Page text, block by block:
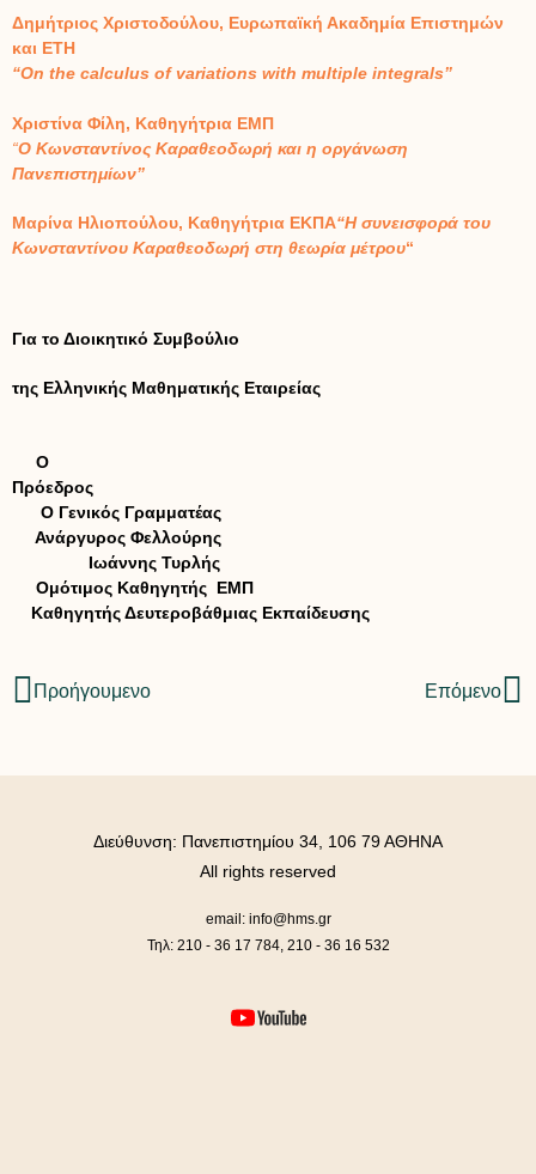
Δημήτριος Χριστοδούλου, Ευρωπαϊκή Ακαδημία Επιστημών
και ETH
“On the calculus of variations with multiple integrals”
Χριστίνα Φίλη, Καθηγήτρια ΕΜΠ
“Ο Κωνσταντίνος Καραθεοδωρή και η οργάνωση
Πανεπιστημίων”
Μαρίνα Ηλιοπούλου, Καθηγήτρια ΕΚΠΑ“Η συνεισφορά του
Κωνσταντίνου Καραθεοδωρή στη θεωρία μέτρου“
Για το Διοικητικό Συμβούλιο
της Ελληνικής Μαθηματικής Εταιρείας
Ο
Πρόεδρος
Ο Γενικός Γραμματέας
Ανάργυρος Φελλούρης
Ιωάννης Τυρλής
Ομότιμος Καθηγητής ΕΜΠ
Καθηγητής Δευτεροβάθμιας Εκπαίδευσης
Προήγουμενο Επόμενο
email: info@hms.gr
Τηλ: 210 - 36 17 784, 210 - 36 16 532
Διεύθυνση: Πανεπιστημίου 34, 106 79 ΑΘΗΝΑ
All rights reserved